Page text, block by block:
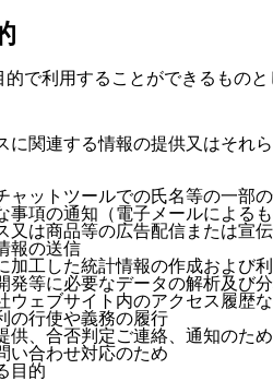
で利用することができるもの
に関連する情報の提供又はそれ
ャットツールでの氏名等の一部
事項の通知（電子メールによる
又は商品等の広告配信または宣
報の送信
加工した統計情報の作成および利
発等に必要なデータの解析及び
ウェブサイト内のアクセス履歴
の行使や義務の履行
供、合否判定ご連絡、通知のため
い合わせ対応のため
目的